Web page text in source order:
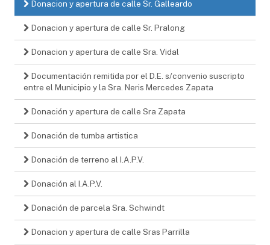
Donacion y apertura de calle Sr. Galleardo
Donacion y apertura de calle Sr. Pralong
Donacion y apertura de calle Sra. Vidal
Documentación remitida por el D.E. s/convenio suscripto
entre el Municipio y la Sra. Neris Mercedes Zapata
Donación y apertura de calle Sra Zapata
Donación de tumba artistica
Donación de terreno al I.A.P.V.
Donación al I.A.P.V.
Donación de parcela Sra. Schwindt
Donacion y apertura de calle Sras Parrilla